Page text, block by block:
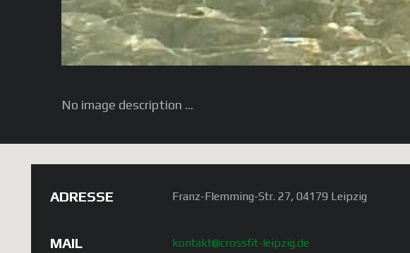
No image description ...
ADRESSE Franz-Flemming-Str. 27, 04179 Leipzig
MAIL kontakt@crossfit-leipzig.de